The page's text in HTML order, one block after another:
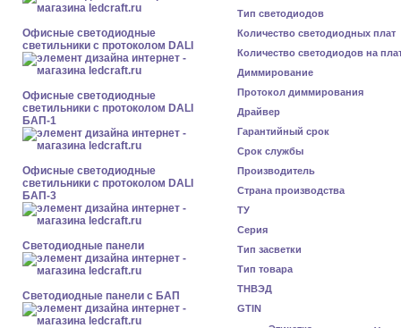
Офисные светодиодные
светильники с протоколом DALI
Офисные светодиодные
светильники с протоколом DALI
БАП-1
Офисные светодиодные
светильники с протоколом DALI
БАП-3
Cветодиодные панели
Cветодиодные панели с БАП
Тип светодиодов
Количество светодиодных плат
Количество светодиодов на
Диммирование
Протокол диммирования
Драйвер
Гарантийный срок
Срок службы
Производитель
Страна производства
ТУ
Серия
Тип засветки
Тип товара
ТНВЭД
GTIN